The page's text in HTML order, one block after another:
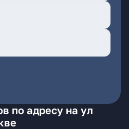
по адресу на ул